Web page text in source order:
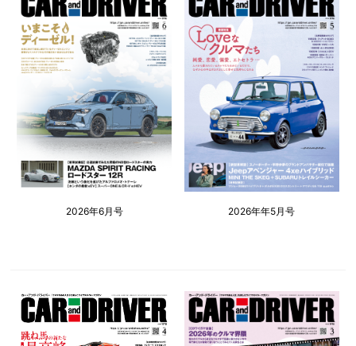
2026年6月号 2026年年5月号